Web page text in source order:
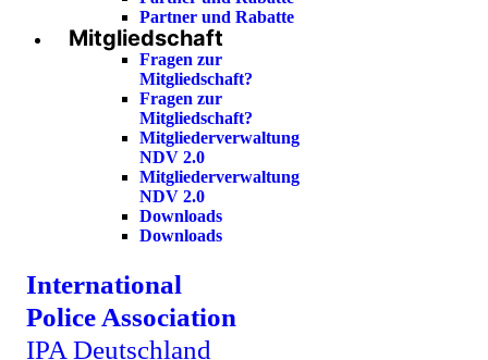
Partner und Rabatte
Mitgliedschaft
Fragen zur
Mitgliedschaft?
Fragen zur
Mitgliedschaft?
Mitgliederverwaltung
NDV 2.0
Mitgliederverwaltung
NDV 2.0
Downloads
Downloads
International
Police Association
IPA Deutschland